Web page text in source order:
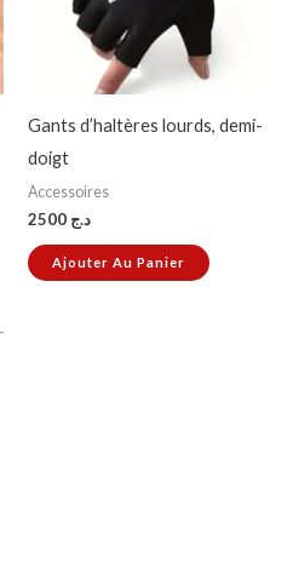
Gants d’haltères lourds, demi-
doigt
Accessoires
د.ج
Ajouter Au Panier